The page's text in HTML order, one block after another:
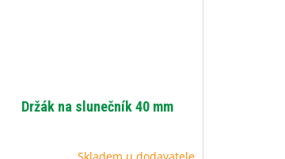
Držák na slunečník 40 mm